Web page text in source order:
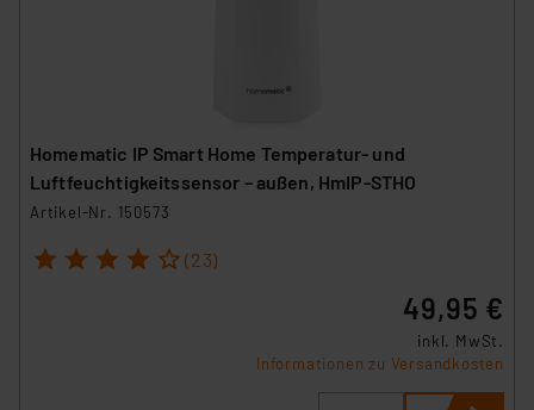
Homematic IP Smart Home Temperatur- und
Luftfeuchtigkeitssensor – außen, HmIP-STHO
Artikel-Nr. 150573
1 2 3 4 5 (23)
49,95 €
inkl. MwSt.
Informationen zu Versandkosten